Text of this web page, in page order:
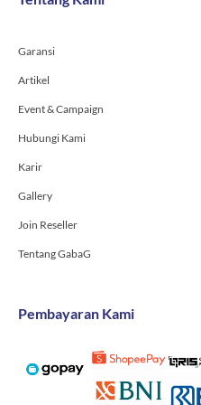
o
f
r
Garansi
Artikel
Event & Campaign
Hubungi Kami
Karir
Gallery
Join Reseller
Tentang GabaG
Pembayaran Kami